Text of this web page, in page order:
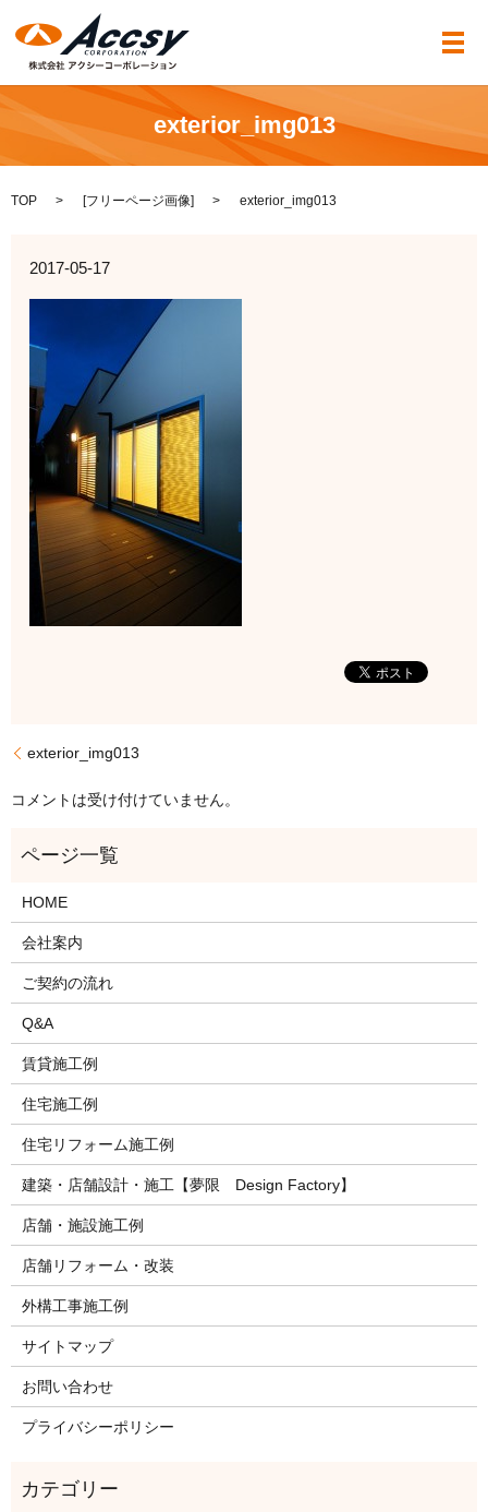
メ
exterior_img013
TOP [フリーページ画像] exterior_img013
2017-05-17
exterior_img013
コメントは受け付けていません。
HOME
会社案内
ご契約の流れ
Q&A
賃貸施工例
住宅施工例
住宅リフォーム施工例
建築・店舗設計・施工【夢限 Design Factory】
店舗・施設施工例
店舗リフォーム・改装
外構工事施工例
サイトマップ
お問い合わせ
プライバシーポリシー